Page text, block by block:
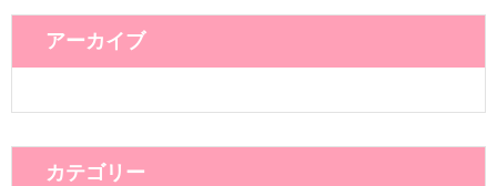
アーカイブ
カテゴリー